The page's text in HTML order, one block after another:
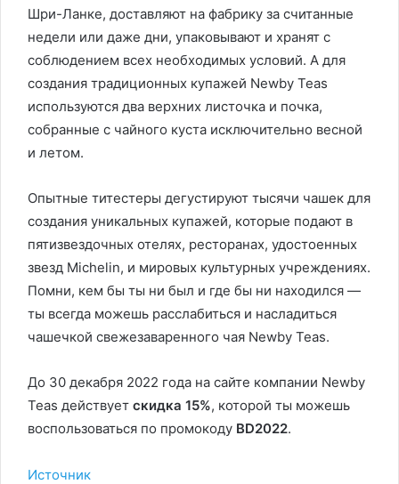
Шри-Ланке, доставляют на фабрику за считанные
недели или даже дни, упаковывают и хранят с
соблюдением всех необходимых условий. А для
создания традиционных купажей Newby Teas
используются два верхних листочка и почка,
собранные с чайного куста исключительно весной
и летом.
Опытные титестеры дегустируют тысячи чашек для
создания уникальных купажей, которые подают в
пятизвездочных отелях, ресторанах, удостоенных
звезд Michelin, и мировых культурных учреждениях.
Помни, кем бы ты ни был и где бы ни находился —
ты всегда можешь расслабиться и насладиться
чашечкой свежезаваренного чая Newby Teas.
До 30 декабря 2022 года на сайте компании Newby
Teas действует скидка 15%, которой ты можешь
воспользоваться по промокоду BD2022.
Источник